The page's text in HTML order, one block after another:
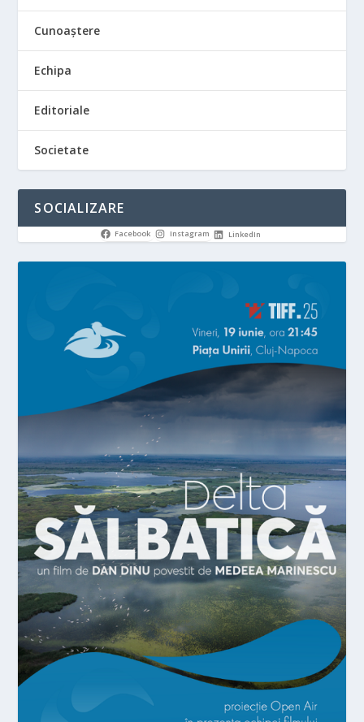
Cunoaștere
Echipa
Editoriale
Societate
SOCIALIZARE
Facebook Instagram LinkedIn